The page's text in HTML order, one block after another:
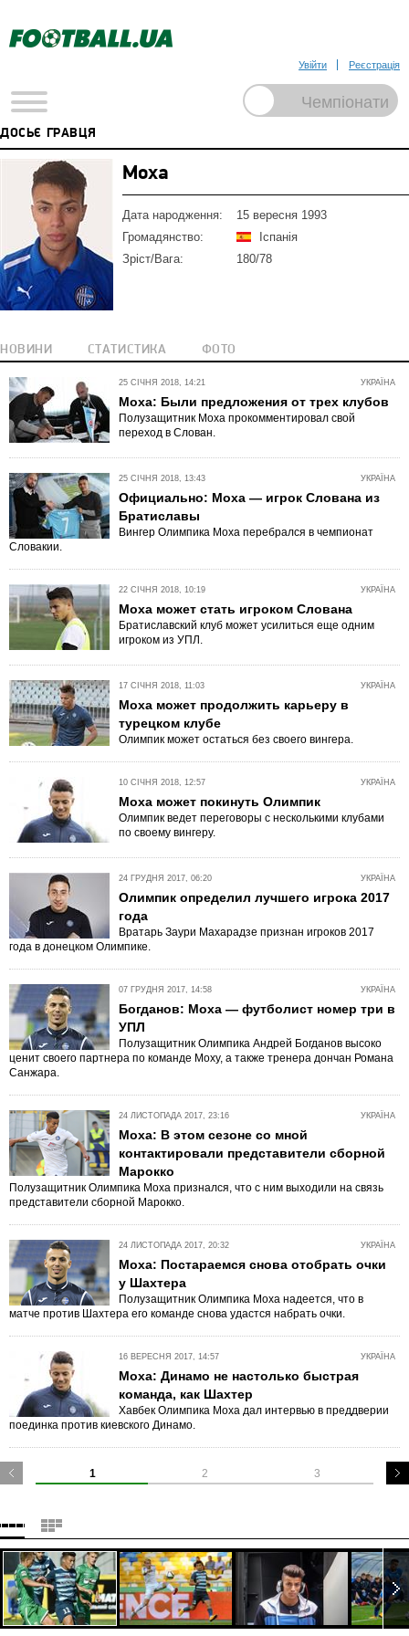
Увійти Реєстрація
ДОСЬЄ ГРАВЦЯ
Моха
Дата народження:
15 вересня 1993
Громадянство:
Іспанія
Зріст/Вага:
180/78
НОВИНИ СТАТИСТИКА ФОТО
УКРАЇНА
25 СІЧНЯ 2018, 14:21
Моха: Были предложения от трех клубов
Полузащитник Моха прокомментировал свой
переход в Слован.
УКРАЇНА
25 СІЧНЯ 2018, 13:43
Официально: Моха — игрок Слована из
Братиславы
Вингер Олимпика Моха перебрался в чемпионат
Словакии.
УКРАЇНА
22 СІЧНЯ 2018, 10:19
Моха может стать игроком Слована
Братиславский клуб может усилиться еще одним
игроком из УПЛ.
УКРАЇНА
17 СІЧНЯ 2018, 11:03
Моха может продолжить карьеру в
турецком клубе
Олимпик может остаться без своего вингера.
УКРАЇНА
10 СІЧНЯ 2018, 12:57
Моха может покинуть Олимпик
Олимпик ведет переговоры с несколькими клубами
по своему вингеру.
УКРАЇНА
24 ГРУДНЯ 2017, 06:20
Олимпик определил лучшего игрока 2017
года
Вратарь Заури Махарадзе признан игроков 2017
года в донецком Олимпике.
УКРАЇНА
07 ГРУДНЯ 2017, 14:58
Богданов: Моха — футболист номер три в
УПЛ
Полузащитник Олимпика Андрей Богданов высоко
ценит своего партнера по команде Моху, а также тренера дончан Романа
Санжара.
УКРАЇНА
24 ЛИСТОПАДА 2017, 23:16
Моха: В этом сезоне со мной
контактировали представители сборной
Марокко
Полузащитник Олимпика Моха признался, что с ним выходили на связь
представители сборной Марокко.
УКРАЇНА
24 ЛИСТОПАДА 2017, 20:32
Моха: Постараемся снова отобрать очки
у Шахтера
Полузащитник Олимпика Моха надеется, что в
матче против Шахтера его команде снова удастся набрать очки.
УКРАЇНА
16 ВЕРЕСНЯ 2017, 14:57
Моха: Динамо не настолько быстрая
команда, как Шахтер
Хавбек Олимпика Моха дал интервью в преддверии
поединка против киевского Динамо.
1 2 3